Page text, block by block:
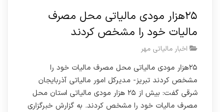
۲۵هزار مودی مالیاتی محل مصرف
مالیات خود را مشخص کردند
اخبار مالیاتی مهر
۲۵هزار مودی مالیاتی محل مصرف مالیات خود را
مشخص کردند تبریز- مدیرکل امور مالیاتی آذربایجان
شرقی گفت: بیش از ۲۵ هزار مودی مالیاتی استان محل
مصرف مالیات خود را مشخص کردند. به گزارش خبرگزاری